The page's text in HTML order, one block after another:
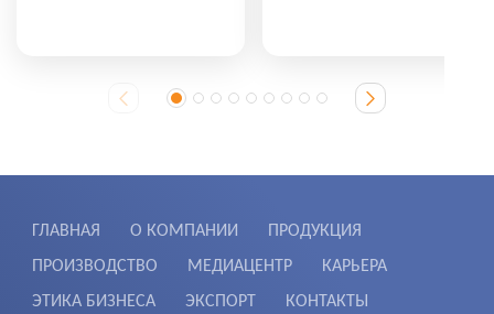
ГЛАВНАЯ О КОМПАНИИ
ПРОДУКЦИЯ
ПРОИЗВОДСТВО
МЕДИАЦЕНТР
КАРЬЕРА
ЭТИКА БИЗНЕСА
ЭКСПОРТ КОНТАКТЫ